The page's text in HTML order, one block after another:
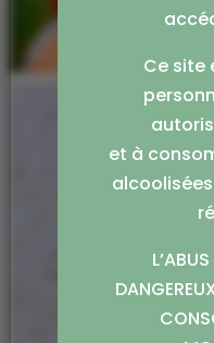
Ce site
et à